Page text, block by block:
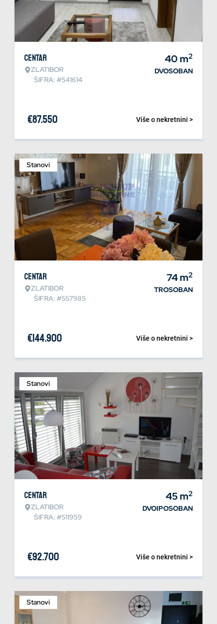
Centar
ZLATIBOR
ŠIFRA: #541614
40 m2
DVOSOBAN
Više o nekretnini >
€87.550
Stanovi
Centar
ZLATIBOR
ŠIFRA: #557985
74m2
TROSOBAN
Više o nekretnini >
€144.900
Stanovi
Centar
ZLATIBOR
ŠIFRA: #511959
45m2
DVOIPOSOBAN
Više o nekretnini >
€92.700
Stanovi